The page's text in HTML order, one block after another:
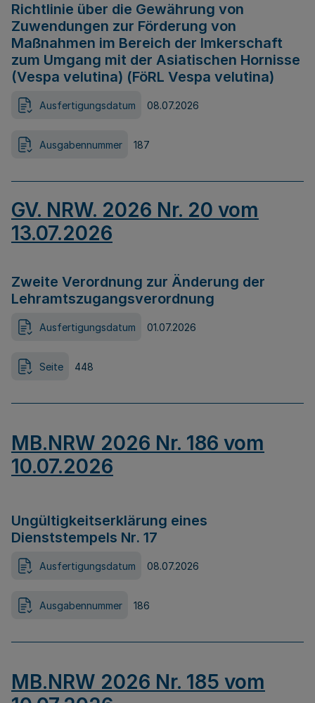
Richtlinie über die Gewährung von
Zuwendungen zur Förderung von
Maßnahmen im Bereich der Imkerschaft
zum Umgang mit der Asiatischen Hornisse
(Vespa velutina) (FöRL Vespa velutina)
Ausfertigungsdatum 08.07.2026
Ausgabennummer 187
GV. NRW. 2026 Nr. 20 vom
13.07.2026
Zweite Verordnung zur Änderung der
Lehramtszugangsverordnung
Ausfertigungsdatum 01.07.2026
Seite 448
MB.NRW 2026 Nr. 186 vom
10.07.2026
Ungültigkeitserklärung eines
Dienststempels Nr. 17
Ausfertigungsdatum 08.07.2026
Ausgabennummer 186
MB.NRW 2026 Nr. 185 vom